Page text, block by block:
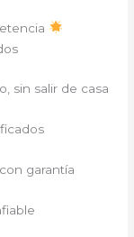
sin salir de casa
garantía